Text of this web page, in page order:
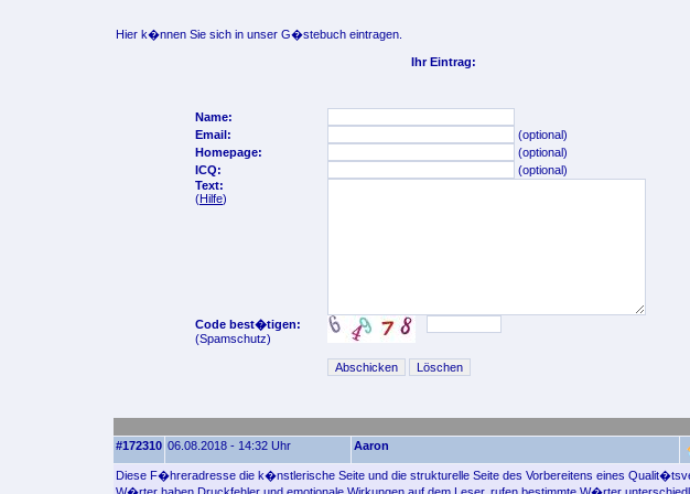
Hier k�nnen Sie sich in unser G�stebuch eintragen.
Ihr Eintrag:
Name:
Email:
(optional)
Homepage:
(optional)
ICQ:
(optional)
Text:
(Hilfe)
Code best�tigen:
(Spamschutz)
#172310 06.08.2018 - 14:32 Uhr Aaron
Diese F�hreradresse die k�nstlerische Seite und die strukturelle Seite des Vorbereitens eines